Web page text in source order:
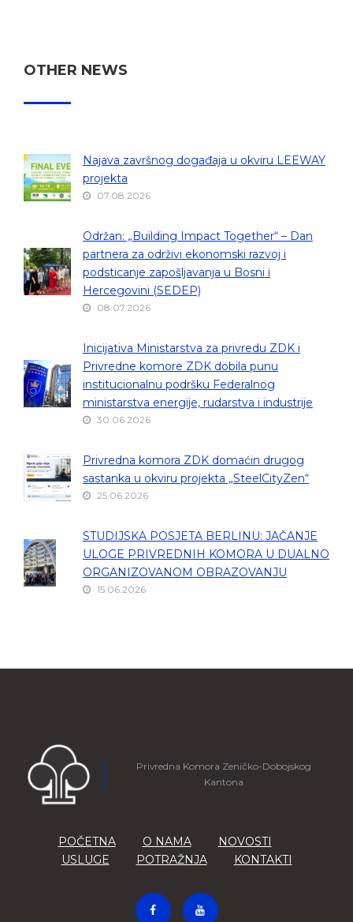
OTHER NEWS
Najava završnog događaja u okviru LEEWAY
projekta
07.08.2026
Održan: „Building Impact Together“ – Dan
partnera za održivi ekonomski razvoj i
podsticanje zapošljavanja u Bosni i
Hercegovini (SEDEP)
08.07.2026
Inicijativa Ministarstva za privredu ZDK i
Privredne komore ZDK dobila punu
institucionalnu podršku Federalnog
ministarstva energije, rudarstva i industrije
30.06.2026
Privredna komora ZDK domaćin drugog
sastanka u okviru projekta „SteelCityZen“
25.06.2026
STUDIJSKA POSJETA BERLINU: JAČANJE
ULOGE PRIVREDNIH KOMORA U DUALNO
ORGANIZOVANOM OBRAZOVANJU
15.06.2026
Privredna Komora Zeničko-Dobojskog
Kantona
POČETNA O NAMA
NOVOSTI
USLUGE
POTRAŽNJA KONTAKTI